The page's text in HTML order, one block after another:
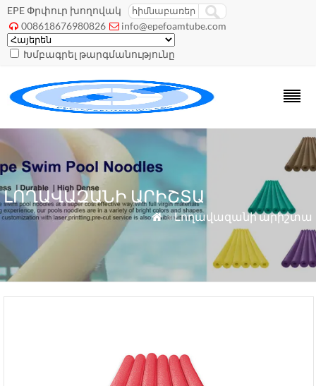
EPE Փրփուր խողովակ
 008618676980826  info@epefoamtube.com
Խմբագրել թարգմանությունը
ԼՈՂԱՎԱԶԱՆԻ ԱՐԻՇՏԱ
 »Լողավազանի արիշտա